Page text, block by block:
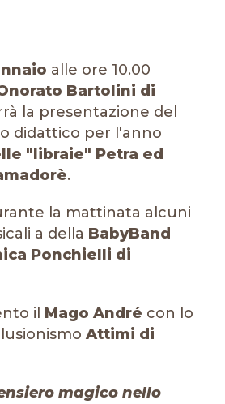
alle ore 10.00
Bartolini di
la presentazione del
didattico per l'anno
"libraie" Petra ed
.
la mattinata alcuni
a della BabyBand
Ponchielli di
il Mago André con lo
Attimi di
magico nello